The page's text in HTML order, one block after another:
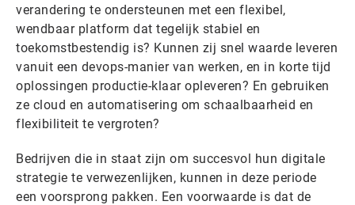
verandering te ondersteunen met een flexibel,
wendbaar platform dat tegelijk stabiel en
toekomstbestendig is? Kunnen zij snel waarde leveren
vanuit een devops-manier van werken, en in korte tijd
oplossingen productie-klaar opleveren? En gebruiken
ze cloud en automatisering om schaalbaarheid en
flexibiliteit te vergroten?
Bedrijven die in staat zijn om succesvol hun digitale
strategie te verwezenlijken, kunnen in deze periode
een voorsprong pakken. Een voorwaarde is dat de